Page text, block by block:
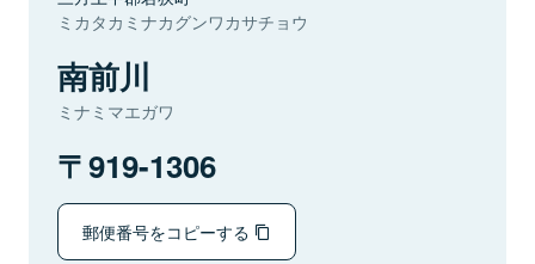
ミカタカミナカグンワカサチョウ
南前川
ミナミマエガワ
919-1306
郵便番号をコピーする